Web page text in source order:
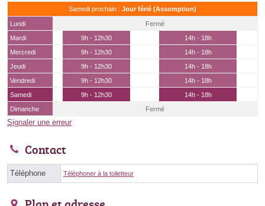
Samedi prochain : Jour férié (Assomption)
Lundi
Fermé
Mardi
9h - 12h30
14h - 18h
Mercredi
9h - 12h30
14h - 18h
Jeudi
9h - 12h30
14h - 18h
Vendredi
9h - 12h30
14h - 18h
Samedi
9h - 12h30
14h - 18h
Dimanche
Fermé
Signaler une erreur
Contact
Téléphone Téléphoner à la toiletteur